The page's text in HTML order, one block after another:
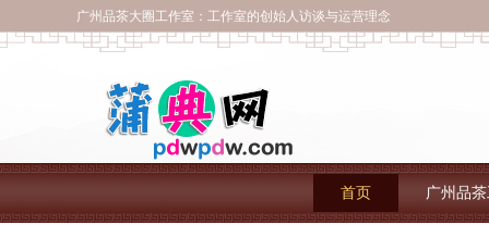
广州品茶大圈工作室：工作室的创始人访谈与运营理念
首页 广州品